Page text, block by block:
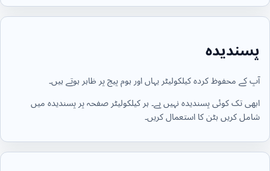
پسندیدہ
آپ کے محفوظ کردہ کیلکولیٹر یہاں اور ہوم پیج پر ظاہر ہوتے ہیں۔
ابھی تک کوئی پسندیدہ نہیں ہے۔ ہر کیلکولیٹر صفحہ پر پسندیدہ میں
شامل کریں بٹن کا استعمال کریں۔